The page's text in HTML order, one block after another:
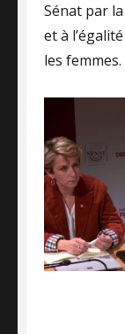
Sénat par
et à
les femmes.